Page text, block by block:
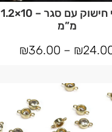
עגילי חישוק עם סגר – 10×1.2
מ”מ
₪
–
₪36.00